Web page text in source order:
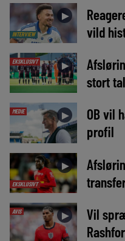
INTERVIEW
►
vild
EKSKLUSIVT ►
stort
MEDIE ►
OB vil
profil
EKSKLUSIVT
►
AVIS ►
Vil